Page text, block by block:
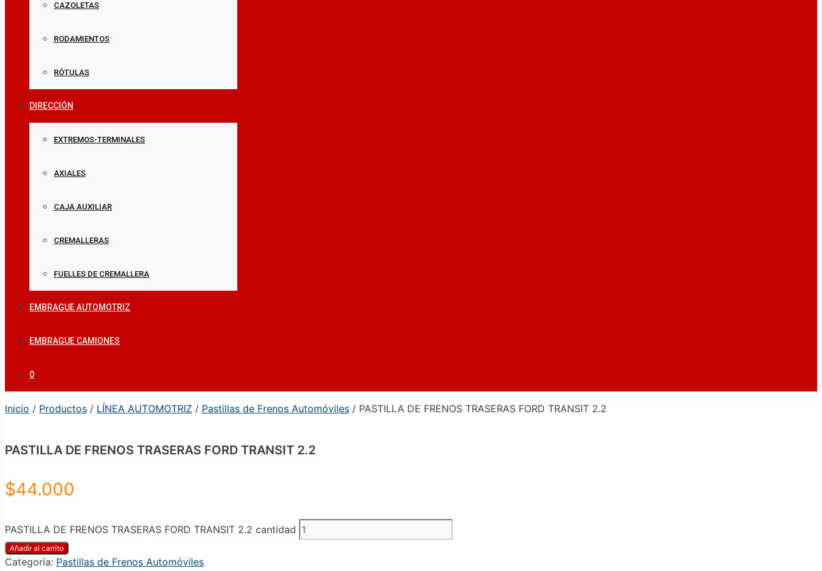
CAZOLETAS
RODAMIENTOS
RÓTULAS
DIRECCIÓN
EXTREMOS-TERMINALES
AXIALES
CAJA AUXILIAR
CREMALLERAS
FUELLES DE CREMALLERA
EMBRAGUE AUTOMOTRIZ
EMBRAGUE CAMIONES
0
Inicio / Productos / LÍNEA AUTOMOTRIZ / Pastillas de Frenos Automóviles / PASTILLA DE FRENOS TRASERAS FORD TRANSIT 2.2
PASTILLA DE FRENOS TRASERAS FORD TRANSIT 2.2
$44.000
PASTILLA DE FRENOS TRASERAS FORD TRANSIT 2.2 cantidad
Añadir al carrito
Categoría: Pastillas de Frenos Automóviles